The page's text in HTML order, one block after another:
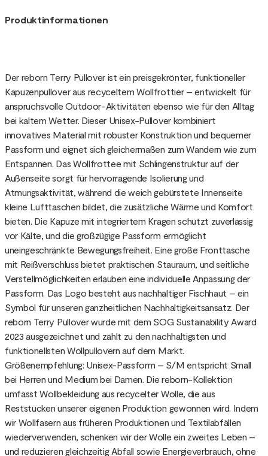
Produktinformationen
Der reborn Terry Pullover ist ein preisgekrönter, funktioneller
Kapuzenpullover aus recyceltem Wollfrottier – entwickelt für
anspruchsvolle Outdoor-Aktivitäten ebenso wie für den Alltag
bei kaltem Wetter. Dieser Unisex-Pullover kombiniert
innovatives Material mit robuster Konstruktion und bequemer
Passform und eignet sich gleichermaßen zum Wandern wie zum
Entspannen. Das Wollfrottee mit Schlingenstruktur auf der
Außenseite sorgt für hervorragende Isolierung und
Atmungsaktivität, während die weich gebürstete Innenseite
kleine Lufttaschen bildet, die zusätzliche Wärme und Komfort
bieten. Die Kapuze mit integriertem Kragen schützt zuverlässig
vor Kälte, und die großzügige Passform ermöglicht
uneingeschränkte Bewegungsfreiheit. Eine große Fronttasche
mit Reißverschluss bietet praktischen Stauraum, und seitliche
Verstellmöglichkeiten erlauben eine individuelle Anpassung der
Passform. Das Logo besteht aus nachhaltiger Fischhaut – ein
Symbol für unseren ganzheitlichen Nachhaltigkeitsansatz. Der
reborn Terry Pullover wurde mit dem SOG Sustainability Award
2023 ausgezeichnet und zählt zu den nachhaltigsten und
funktionellsten Wollpullovern auf dem Markt.
Größenempfehlung: Unisex-Passform – S/M entspricht Small
bei Herren und Medium bei Damen. Die reborn-Kollektion
umfasst Wollbekleidung aus recycelter Wolle, die aus
Reststücken unserer eigenen Produktion gewonnen wird. Indem
wir Wollfasern aus früheren Produktionen und Textilabfällen
wiederverwenden, schenken wir der Wolle ein zweites Leben –
und reduzieren gleichzeitig Abfall sowie Energieverbrauch, ohne